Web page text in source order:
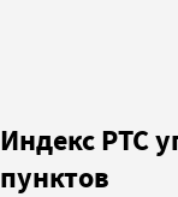
Индекс РТС
пунктов